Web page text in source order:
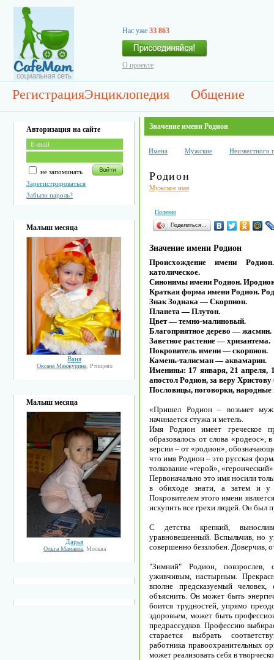
Нас уже 33 863
О проекте
РегистрацияЭнциклопедия Общение
Авторизация на сайте
не запоминать
Зарегистрироваться
Забыли пароль?
Малыш месяца
Ваня
Оксана Манжурина, Ртищево
Малыш месяца
Дарья
Ольга Мамаева, Москва
Значение имени Родион
Имена Мужские Неизвестного
Родион
Мужское имя
Полезно
Поделиться…
Значение имени Родион
Происхождение имени
католическое.
Синонимы имени Родион.
Краткая форма имени Родион.
Знак Зодиака — Скорпион.
Планета — Плутон.
Цвет — темно-малиновый.
Благоприятное дерево — жасмин.
Заветное растение — хризантема.
Покровитель имени — скорпион.
Камень-талисман — аквамарин.
Именины: 17 января, 21 апреля,
апостол Родион, за веру
Пословицы, поговорки,
«Пришел Родион – возьмет
начинается стужа и метель.
Имя Родион имеет греческое
образовалось от слова «родеос»,
версии – от «родион»,
что имя Родион – это русская
толкование «герой»,
Первоначально это имя носили
в обиходе знати, а затем и у
Покровителем этого имени
искупить все грехи людей. Он был
С детства крепкий,
уравновешенный. Вспыльчив, но
совершенно беззлобен. Доверчив,
"Зимний" Родион, повзрослев,
уживчивым, настырным.
вполне предсказуемый
объяснить. Он может быть
боится трудностей, упрямо
здоровьем, может быть
предрассудков. Профессию
старается выбрать
работника правоохранительных
может реализовать себя в